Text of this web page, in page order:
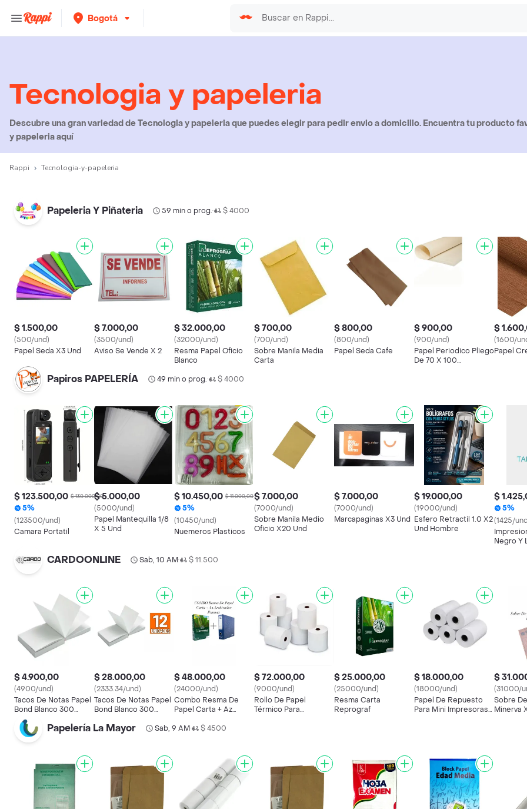
Bogotá
Tecnologia y papeleria
Descubre una gran variedad de Tecnologia y papeleria que puedes elegir para pedir envio a domicilio. Encuentra tu producto
y papeleria aquí
Rappi Tecnologia-y-papeleria
Papeleria Y Piñateria 59 min o prog.• $ 4000
$ 1.500,00
(500/und)
Papel Seda X3 Und
$ 7.000,00
(3500/und)
Aviso Se Vende X 2
$ 32.000,00
(32000/und)
Resma Papel Oficio
Blanco
$ 700,00
(700/und)
Sobre Manila Media
Carta
$ 800,00
(800/und)
Papel Seda Cafe
$ 900,00
(900/und)
Papel Periodico Pliego
De 70 X 100
$
(1600/
Papel
Papiros PAPELERÍA 49 min o prog.• $ 4000
$ 123.500,00 $ 130.000,00
5%
(123500/und)
Camara Portatil
$ 5.000,00
(5000/und)
Papel Mantequilla 1/8
X 5 Und
$ 10.450,00 $ 11.000,00
5%
(10450/und)
Nuemeros Plasticos
$ 7.000,00
(7000/und)
Sobre Manila Medio
Oficio X20 Und
$ 7.000,00
(7000/und)
Marcapaginas X3 Und
$ 19.000,00
(19000/und)
Esfero Retractil 1.0 X2
Und Hombre
$
5%
(1425/
Negro Y
CARDOONLINE Sab, 10 AM• $ 11.500
$ 4.900,00
(4900/und)
Tacos De Notas Papel
Bond Blanco 300
Hojas
$ 28.000,00
(2333.34/und)
Tacos De Notas Papel
Bond Blanco 300
$ 48.000,00
(24000/und)
Combo Resma De
Papel Carta + Az
$ 72.000,00
(9000/und)
Rollo De Papel
Térmico Para
$ 25.000,00
(25000/und)
Resma Carta
Reprograf
$ 18.000,00
(18000/und)
Papel De Repuesto
Para Mini Impresoras
$
(31000/
Sobre
Minerva
Papelería La Mayor Sab, 9 AM• $ 4500